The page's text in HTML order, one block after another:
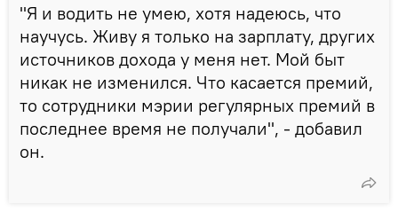
"Я и водить не умею, хотя надеюсь, что
научусь. Живу я только на зарплату, других
источников дохода у меня нет. Мой быт
никак не изменился. Что касается премий,
то сотрудники мэрии регулярных премий в
последнее время не получали", - добавил
он.